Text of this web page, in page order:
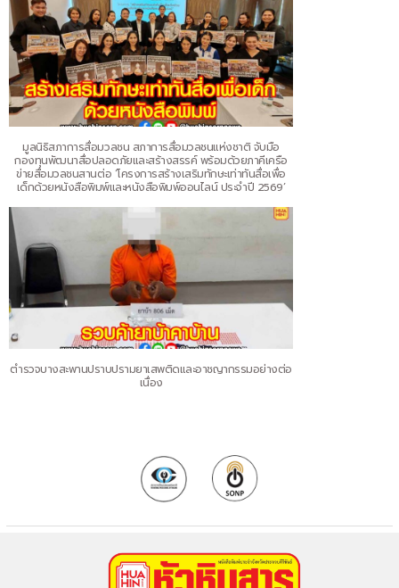
มูลนิธิสภาการสื่อมวลชน สภาการสื่อมวลชนแห่งชาติ จับมือ
กองทุนพัฒนาสื่อปลอดภัยและสร้างสรรค์ พร้อมด้วยภาคีเครือ
ข่ายสื่อมวลชนสานต่อ ‘โครงการสร้างเสริมทักษะเท่าทันสื่อเพื่อ
เด็กด้วยหนังสือพิมพ์และหนังสือพิมพ์ออนไลน์ ประจำปี 2569’
ตำรวจบางสะพานปราบปรามยาเสพติดและอาชญากรรมอย่างต่อ
เนื่อง